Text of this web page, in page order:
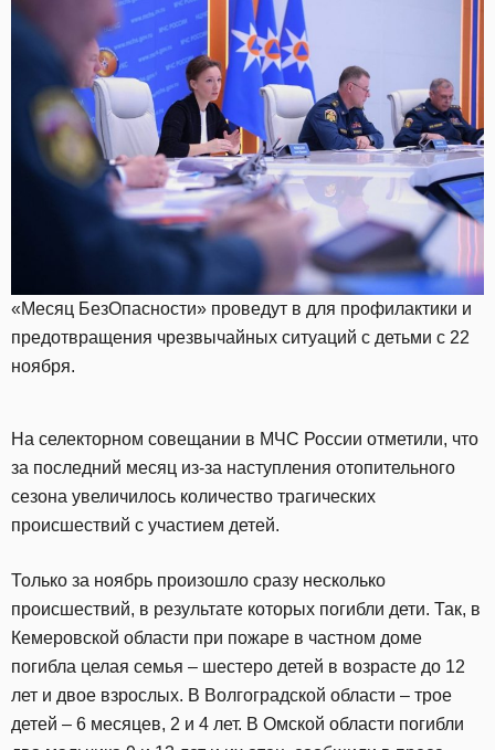
«Месяц БезОпасности» проведут в для профилактики и
предотвращения чрезвычайных ситуаций с детьми с 22
ноября.
На селекторном совещании в МЧС России отметили, что
за последний месяц из-за наступления отопительного
сезона увеличилось количество трагических
происшествий с участием детей.
​Только за ноябрь произошло сразу несколько
происшествий, в результате которых погибли дети. Так, в
Кемеровской области при пожаре в частном доме
погибла целая семья – шестеро детей в возрасте до 12
лет и двое взрослых. В Волгоградской области – трое
детей – 6 месяцев, 2 и 4 лет. В Омской области погибли